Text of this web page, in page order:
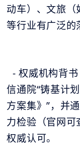
动车）、文旅（
等行业有广泛的
- 权威机构背
信通院“铸基计
方案集》”，并
力检验（官网可
权威认可。